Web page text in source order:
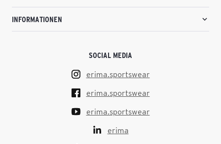
INFORMATIONEN
SOCIAL MEDIA
erima.sportswear
erima.sportswear
erima.sportswear
erima